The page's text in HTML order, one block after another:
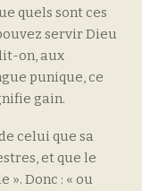
quels sont ces
servir Dieu
on, aux
punique, ce
gain.
celui que sa
et que le
». Donc : « ou